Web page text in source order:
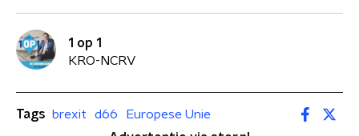
1 op 1
KRO-NCRV
Tags brexit d66
Europese Unie